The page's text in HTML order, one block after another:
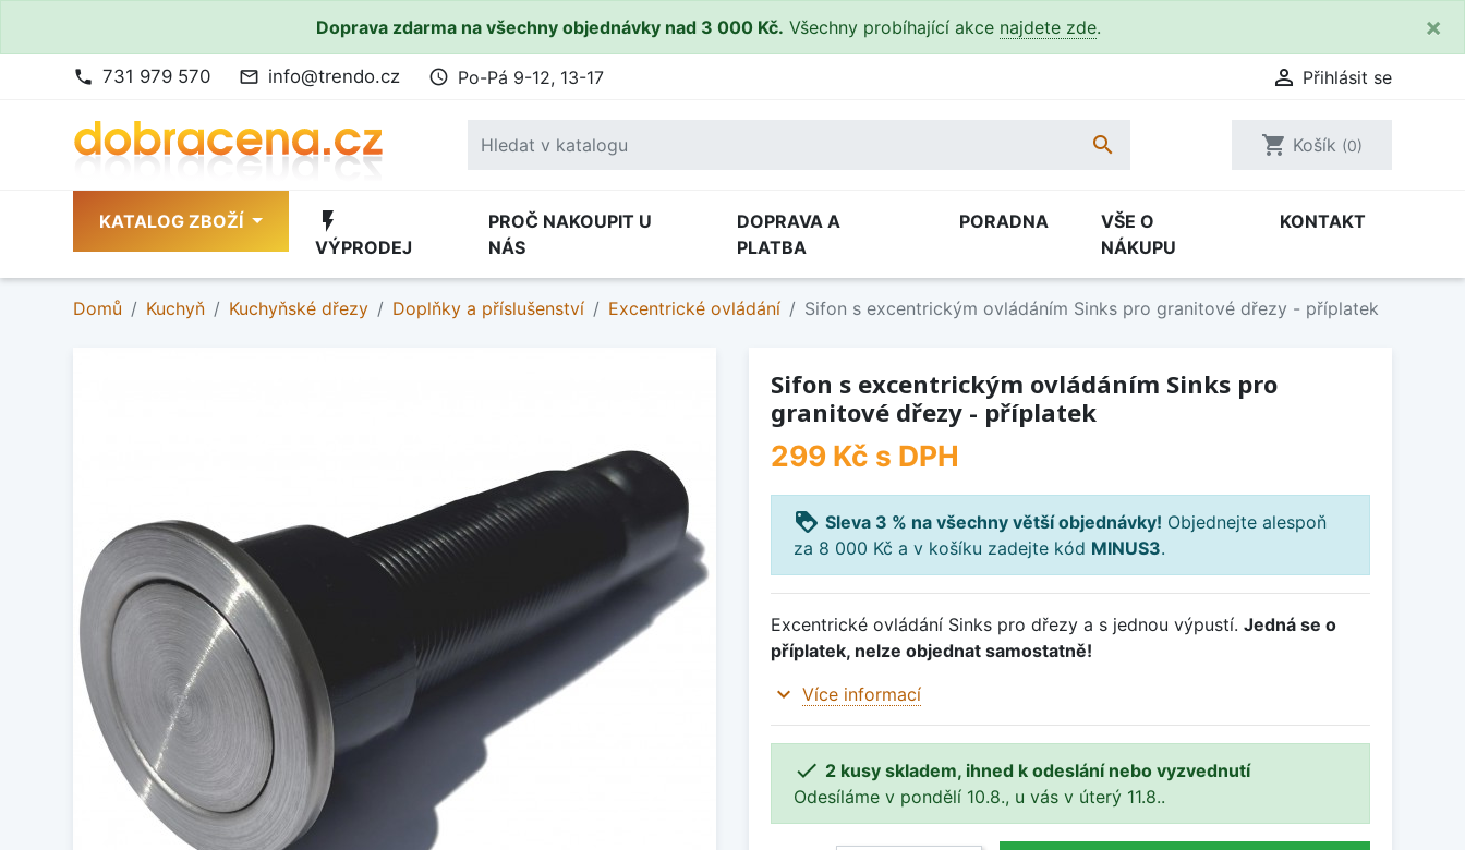
Doprava zdarma na všechny objednávky nad 3 000 Kč. Všechny probíhající akce najdete zde. ×
phone 731 979 570 mail_outline info@trendo.cz access_time Po-Pá 9-12, 13-17  Přihlásit se
 shopping_cart Košík (0)
KATALOG ZBOŽÍ flash_on
VÝPRODEJ
PROČ NAKOUPIT U
NÁS
DOPRAVA A
PLATBA
PORADNA
VŠE O
NÁKUPU
KONTAKT
Domů Kuchyň Kuchyňské dřezy Doplňky a příslušenství Excentrické ovládání Sifon s excentrickým ovládáním Sinks pro granitové dřezy - příplatek
Sifon s excentrickým ovládáním Sinks pro
granitové dřezy - příplatek
299 Kč s DPH
loyalty Sleva 3 % na všechny větší objednávky! Objednejte alespoň
za 8 000 Kč a v košíku zadejte kód MINUS3.
Excentrické ovládání Sinks pro dřezy a s jednou výpustí. Jedná se o
příplatek, nelze objednat samostatně!
expand_more Více informací
 2 kusy skladem, ihned k odeslání nebo vyzvednutí
Odesíláme v pondělí 10.8., u vás v úterý 11.8..